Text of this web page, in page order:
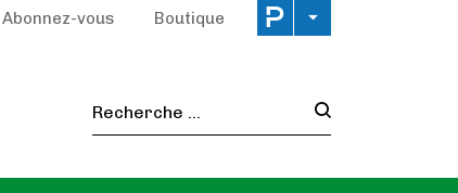
Abonnez-vous Boutique
Recherche :